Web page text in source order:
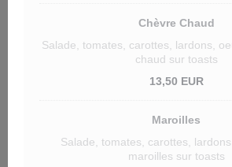
Chèvre Chaud
Salade, tomates, carottes, lardons,
chaud sur toasts
13,50 EUR
Maroilles
Salade, tomates, carottes,
maroilles sur toasts